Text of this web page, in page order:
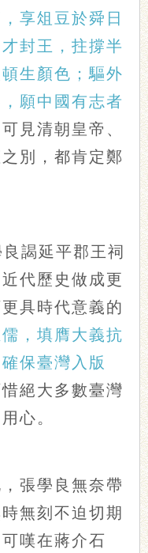
享俎豆於舜日
封王，拄撐半
生顏色；驅外
願中國有志者
見清朝皇帝、
別，都肯定鄭
謁延平郡王祠
代歷史做成更
具時代意義的
，填膺大義抗
保臺灣入版
絕大多數臺灣
心。
張學良無奈帶
無刻不迫切期
嘆在蔣介石